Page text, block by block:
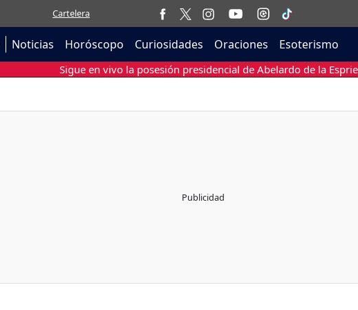
Cartelera
Noticias Horóscopo Curiosidades Oraciones Esoterismo
Sigue en vivo la posesión presidencial de Abelardo de la